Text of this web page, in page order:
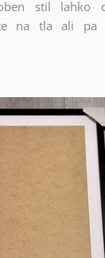
stil lahko
na tla ali